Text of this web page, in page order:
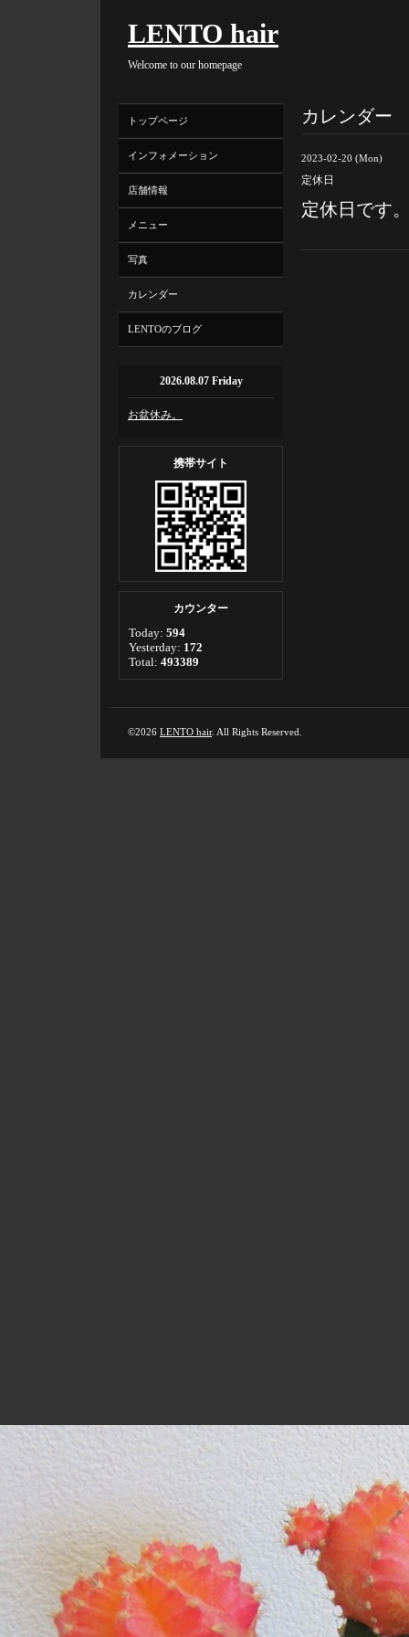
LENTO hair
Welcome to our homepage
カレンダー
2023-02-20 (Mon)
定休日
定休日です
トップページ
インフォメーション
店舗情報
メニュー
写真
カレンダー
LENTOのブログ
2026.08.07 Friday
お盆休み。
携帯サイト
カウンター
Today: 594
Yesterday: 172
Total: 493389
©2026 LENTO hair. All Rights Reserved.